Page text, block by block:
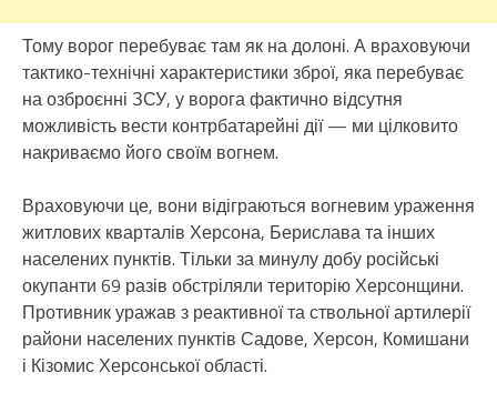
Тому ворог перебуває там як на долоні. А враховуючи
тактико-технічні характеристики зброї, яка перебуває
на озброєнні ЗСУ, у ворога фактично відсутня
можливість вести контрбатарейні дії — ми цілковито
накриваємо його своїм вогнем.
Враховуючи це, вони відіграються вогневим ураження
житлових кварталів Херсона, Берислава та інших
населених пунктів. Тільки за минулу добу російські
окупанти 69 разів обстріляли територію Херсонщини.
Противник уражав з реактивної та ствольної артилерії
райони населених пунктів Садове, Херсон, Комишани
і Кізомис Херсонської області.